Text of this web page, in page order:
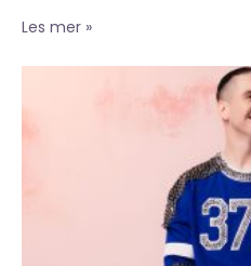
Les mer »